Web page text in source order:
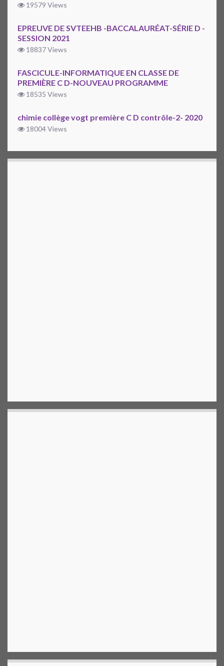
19579 Views
EPREUVE DE SVTEEHB -BACCALAURÉAT-SÉRIE D -
SESSION 2021
18837 Views
FASCICULE-INFORMATIQUE EN CLASSE DE
PREMIÈRE C D-NOUVEAU PROGRAMME
18535 Views
chimie collège vogt première C D contrôle-2- 2020
18004 Views